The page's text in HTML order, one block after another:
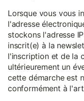
Lorsque vous vous
l'adresse
stockons l'adresse
inscrit(e) à la
l'inscription et de la
ultérieurement un
cette démarche est
conformément à